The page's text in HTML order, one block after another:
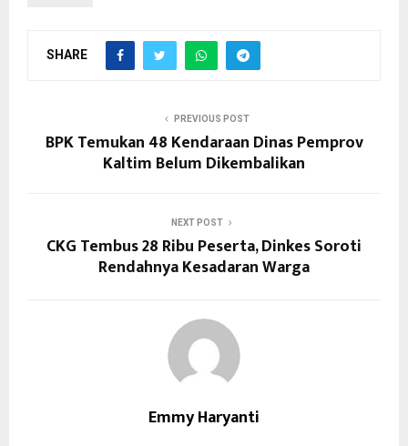
SHARE
PREVIOUS POST
BPK Temukan 48 Kendaraan Dinas Pemprov
Kaltim Belum Dikembalikan
NEXT POST
CKG Tembus 28 Ribu Peserta, Dinkes Soroti
Rendahnya Kesadaran Warga
Emmy Haryanti